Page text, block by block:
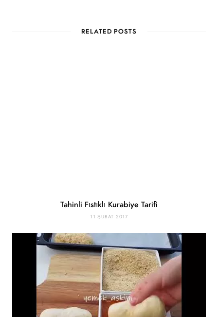
RELATED POSTS
Tahinli Fıstıklı Kurabiye Tarifi
11 ŞUBAT 2017